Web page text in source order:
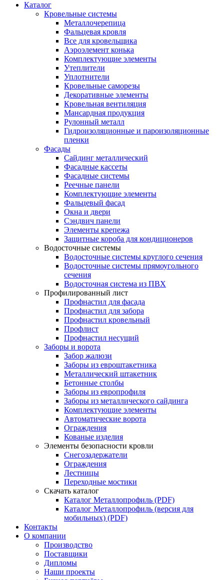
Каталог
Кровельные системы
Металлочерепица
Фальцевая кровля
Все для кровельщика
Аэроэлемент конька
Комплектующие элементы
Утеплители
Уплотнители
Кровельные саморезы
Декоративные элементы
Кровельная вентиляция
Мансардная продукция
Рулонный металл
Гидроизоляционные и пароизоляционные
пленки
Фасады
Сайдинг металлический
Фасадные кассеты
Фасадные системы
Реечные панели
Комплектующие элементы
Фальцевый фасад
Окна и двери
Сэндвич панели
Элементы крепежа
Защитные короба для кондиционеров
Водосточные системы
Водосточные системы круглого сечения
Водосточные системы прямоугольного
сечения
Водосточная система из ПВХ
Профилированный лист
Профнастил для фасада
Профнастил для забора
Профнастил кровельный
Профлист
Профнастил несущий
Заборы и ворота
Забор жалюзи
Заборы из евроштакетника
Металлический штакетник
Бетонные столбы
Заборы из европрофиля
Заборы из металлического сайдинга
Комплектующие элементы
Автоматические ворота
Ограждения
Кованые изделия
Элементы безопасности кровли
Снегозадержатели
Ограждения
Лестницы
Переходные мостики
Скачать каталог
Каталог Металлопрофиль (PDF)
Каталог Металлопрофиль (версия для
мобильных) (PDF)
Контакты
О компании
Производство
Поставщики
Дипломы
Наши проекты